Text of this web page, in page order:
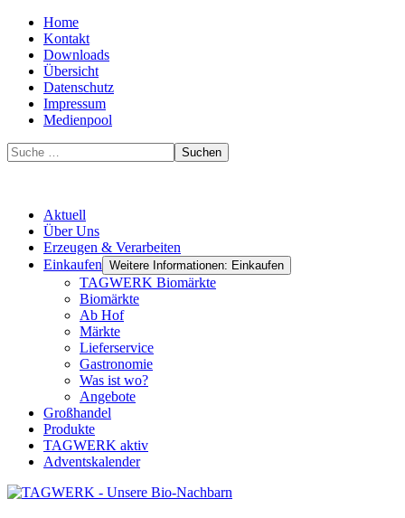
Home
Kontakt
Downloads
Übersicht
Datenschutz
Impressum
Medienpool
Suchen
Aktuell
Über Uns
Erzeugen & Verarbeiten
Einkaufen Weitere Informationen: Einkaufen
TAGWERK Biomärkte
Biomärkte
Ab Hof
Märkte
Lieferservice
Gastronomie
Was ist wo?
Angebote
Großhandel
Produkte
TAGWERK aktiv
Adventskalender